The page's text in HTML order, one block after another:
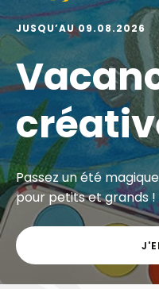
JUSQU’AU 09.08.2026
Passez un été
pour petits et grands !